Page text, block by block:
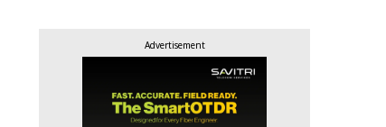
Advertisement